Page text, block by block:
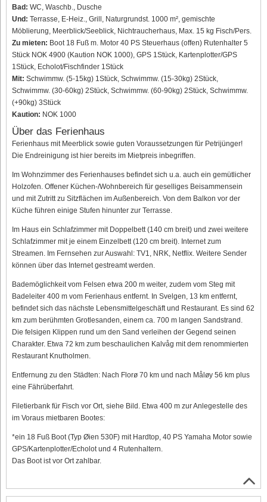
Bad: WC, Waschb., Dusche
Und: Terrasse, E-Heiz., Grill, Naturgrundst. 1000 m², gemischte
Möblierung, Meerblick/Seeblick, Nichtraucherhaus, Max. 15 kg Fisch/Pers.
Zu mieten: Boot 18 Fuß m. Motor 40 PS Steuerhaus (offen) Rutenhalter 5
Stück NOK 4900 (Kaution NOK 1000), GPS 1Stück, Kartenplotter/GPS
1Stück, Echolot/Fischfinder 1Stück
Mit: Schwimmw. (5-15kg) 1Stück, Schwimmw. (15-30kg) 2Stück,
Schwimmw. (30-60kg) 2Stück, Schwimmw. (60-90kg) 2Stück, Schwimmw.
(+90kg) 3Stück
Kaution: NOK 1000
Über das Ferienhaus
Ferienhaus mit Meerblick sowie guten Voraussetzungen für Petrijünger!
Die Endreinigung ist hier bereits im Mietpreis inbegriffen.
Im Wohnzimmer des Ferienhauses befindet sich u.a. auch ein gemütlicher
Holzofen. Offener Küchen-/Wohnbereich für geselliges Beisammensein
und mit Zutritt zu Sitzflächen im Außenbereich. Von dem Balkon vor der
Küche führen einige Stufen hinunter zur Terrasse.
Im Haus ein Schlafzimmer mit Doppelbett (140 cm breit) und zwei weitere
Schlafzimmer mit je einem Einzelbett (120 cm breit). Internet zum
Streamen. Im Fernsehen zur Auswahl: TV1, NRK, Netflix. Weitere Sender
können über das Internet gestreamt werden.
Bademöglichkeit vom Felsen etwa 200 m weiter, zudem vom Steg mit
Badeleiter 400 m vom Ferienhaus entfernt. In Svelgen, 13 km entfernt,
befindet sich das nächste Lebensmittelgeschäft und Restaurant. Es sind 62
km zum berühmten Grotlesanden, einem ca. 700 m langen Sandstrand.
Die felsigen Klippen rund um den Sand verleihen der Gegend seinen
Charakter. Etwa 72 km zum beschaulichen Kalvåg mit dem renommierten
Restaurant Knutholmen.
Entfernung zu den Städten: Nach Florø 70 km und nach Måløy 56 km plus
eine Fährüberfahrt.
Filetierbank für Fisch vor Ort, siehe Bild. Etwa 400 m zur Anlegestelle des
im Voraus mietbaren Bootes:
*ein 18 Fuß Boot (Typ Øien 530F) mit Hardtop, 40 PS Yamaha Motor sowie
GPS/Kartenplotter/Echolot und 4 Rutenhaltern.
Das Boot ist vor Ort zahlbar.